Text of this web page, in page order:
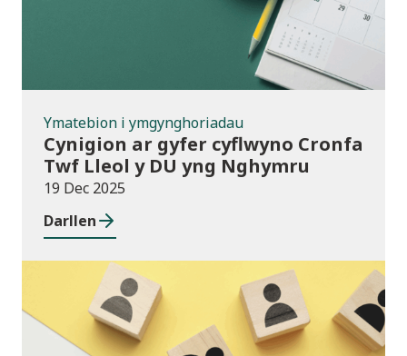
Ymatebion i ymgynghoriadau
Cynigion ar gyfer cyflwyno Cronfa
Twf Lleol y DU yng Nghymru
19 Dec 2025
Darllen